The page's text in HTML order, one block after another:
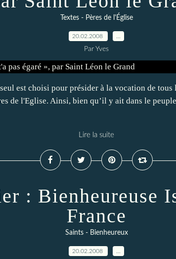
Textes - Pères de l'Église
20.02.2008
Par Yves
est choisi pour présider à la vocation de tous
de l'Eglise. Ainsi, bien qu’il y ait dans le
Lire la suite
: Bienheureuse
France
Saints - Bienheureux
20.02.2008